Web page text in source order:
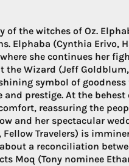
of the witches of Oz.
Elphaba (Cynthia Erivo,
she continues her
Wizard (Jeff
symbol of
prestige. At the
reassuring the
and her spectacular
Travelers) is
a reconciliation
Moq (Tony nominee